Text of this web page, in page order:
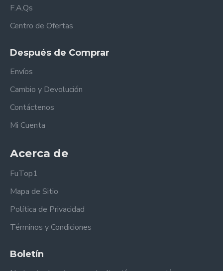
F.A.Qs
Centro de Ofertas
Después de Comprar
Envíos
Cambio y Devolución
Contáctenos
Mi Cuenta
Acerca de
FuTop1
Mapa de Sitio
Política de Privacidad
Términos y Condiciones
Boletín